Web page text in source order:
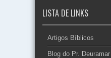
LISTA DE LINKS
Artigos Bíblicos
Blog do Pr.